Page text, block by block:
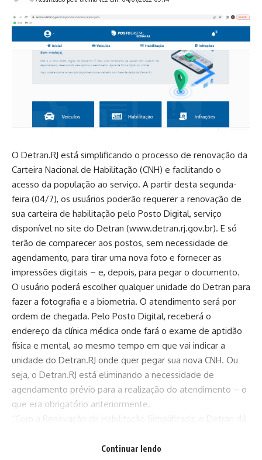
O Detran.RJ está simplificando o processo de renovação da
Carteira Nacional de Habilitação (CNH) e facilitando o
acesso da população ao serviço. A partir desta segunda-
feira (04/7), os usuários poderão requerer a renovação de
sua carteira de habilitação pelo Posto Digital, serviço
disponível no site do Detran (www.detran.rj.gov.br). E só
terão de comparecer aos postos, sem necessidade de
agendamento, para tirar uma nova foto e fornecer as
impressões digitais – e, depois, para pegar o documento.
O usuário poderá escolher qualquer unidade do Detran para
fazer a fotografia e a biometria. O atendimento será por
ordem de chegada. Pelo Posto Digital, receberá o
endereço da clínica médica onde fará o exame de aptidão
física e mental, ao mesmo tempo em que vai indicar a
unidade do Detran.RJ onde quer pegar sua nova CNH. Ou
seja, o Detran.RJ está eliminando a necessidade de
agendamento prévio para a realização do atendimento – o
que era obrigatório anteriormente.
“Com a Renovação da Habilitação Simplificada, o Detran dá
os serviços mais rápidos e acessíveis”, afirmou o presidente
Continuar lendo